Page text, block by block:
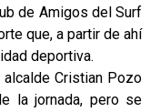
de Amigos del Surf
que, a partir de ahí
deportiva.
Cristian Pozo
la jornada, pero se